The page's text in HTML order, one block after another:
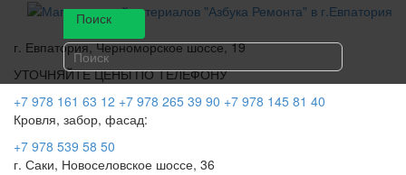
Поиск
г. Евпатория, Черноморское шоссе, 19
УТОЧНЯЙТЕ ЦЕНЫ ПО ТЕЛЕФОНУ
+7 978 161 63 12 +7 978 265 39 90 +7 978 145 81 40
Кровля, забор, фасад:
+7 978 539 58 50
г. Саки, Новоселовское шоссе, 36